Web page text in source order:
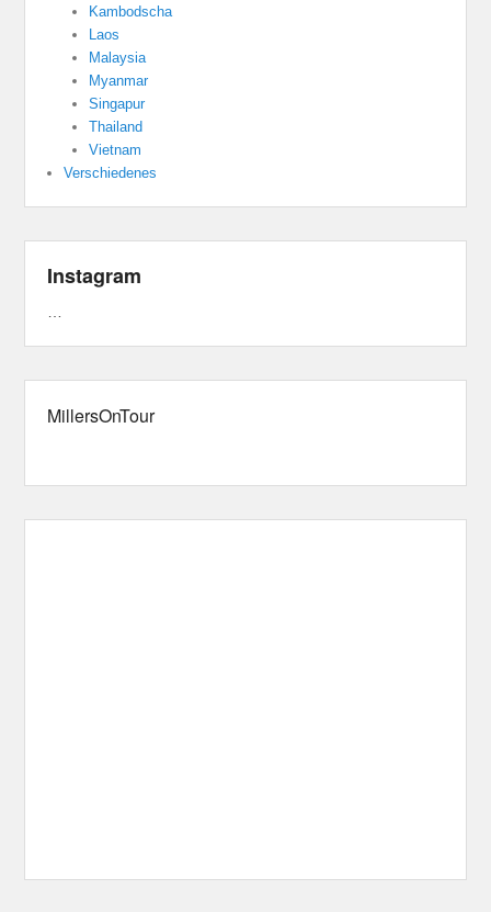
Kambodscha
Laos
Malaysia
Myanmar
Singapur
Thailand
Vietnam
Verschiedenes
Instagram
…
MillersOnTour